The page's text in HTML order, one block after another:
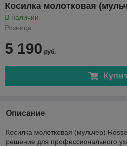
Косилка молотковая
В наличии
Розница
5 190 руб.
Описание
Косилка молотковая (мульчер)
решение для профессионального